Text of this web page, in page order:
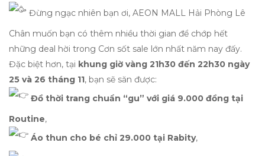
Đừng ngạc nhiên bạn ơi, AEON MALL Hải Phòng Lê
Chân muốn bạn có thêm nhiều thời gian để chớp hết
những deal hời trong Cơn sốt sale lớn nhất năm nay đấy.
Đặc biệt hơn, tại khung giờ vàng 21h30 đến 22h30 ngày
25 và 26 tháng 11, bạn sẽ săn được: ​
Đồ thời trang chuẩn “gu” với giá 9.000 đồng tại
Routine, ​
Áo thun cho bé chỉ 29.000 tại Rabity,